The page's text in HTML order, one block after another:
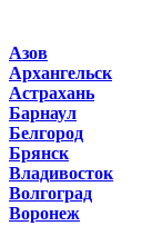
Азов
Архангельск
Астрахань
Барнаул
Белгород
Брянск
Владивосток
Волгоград
Воронеж